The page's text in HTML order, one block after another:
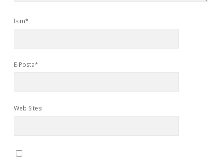
İsim*
E-Posta*
Web Sitesi